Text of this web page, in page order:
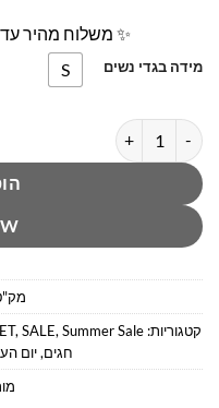
✨ משלוח מהיר
מידה בגדי נשים S
כמות של תחתון חוטיני בז׳ ג׳וקי
קטגוריות:
, SALE, Summer Sale
חגים,יום